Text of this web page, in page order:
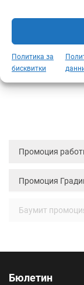
Политика за
бисквитки
(0.08
Промоция
Промоция
Баумит
Бюлетин